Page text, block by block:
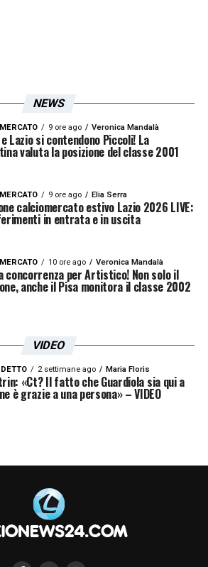
NEWS
9 ore ago Veronica Mandalà
e Lazio si contendono Piccoli! La
valuta la posizione del classe 2001
9 ore ago Elia Serra
calciomercato estivo Lazio 2026 LIVE:
in entrata e in uscita
10 ore ago Veronica Mandalà
concorrenza per Artistico! Non solo il
anche il Pisa monitora il classe 2002
VIDEO
2 settimane ago Maria Floris
«Ct? Il fatto che Guardiola sia qui a
è grazie a una persona» – VIDEO